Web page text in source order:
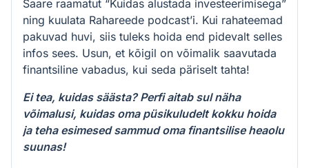
Saare raamatut “Kuidas alustada investeerimisega”
ning kuulata Rahareede podcast’i. Kui rahateemad
pakuvad huvi, siis tuleks hoida end pidevalt selles
infos sees. Usun, et kõigil on võimalik saavutada
finantsiline vabadus, kui seda päriselt tahta!
Ei tea, kuidas säästa? Perfi aitab sul näha
võimalusi, kuidas oma püsikuludelt kokku hoida
ja teha esimesed sammud oma finantsilise heaolu
suunas!